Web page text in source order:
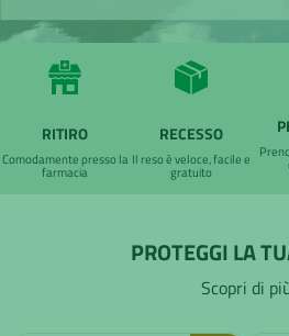
RITIRO
Comodamente presso la
farmacia
RECESSO
Il reso è veloce, facile e
gratuito
PROTEGGI LA
Scopri di